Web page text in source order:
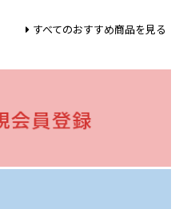
すべてのおすすめ商品を見る